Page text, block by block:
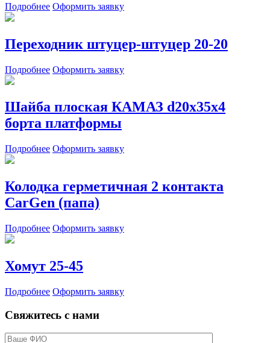
Подробнее Оформить заявку
Переходник штуцер-штуцер 20-20
Подробнее Оформить заявку
Шайба плоская КАМАЗ d20х35х4
борта платформы
Подробнее Оформить заявку
Колодка герметичная 2 контакта
CarGen (папа)
Подробнее Оформить заявку
Хомут 25-45
Подробнее Оформить заявку
Свяжитесь с нами